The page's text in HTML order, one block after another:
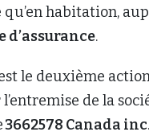
habitation,
d’assurance.
le deuxième
de la
3662578 Canada inc